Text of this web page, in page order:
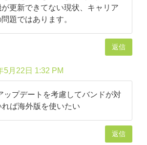
が更新できてない現状、キャリア
題ではあります。
返信
5月22日 1:32 PM
ップデートを考慮してバンドが対
れば海外版を使いたい
返信